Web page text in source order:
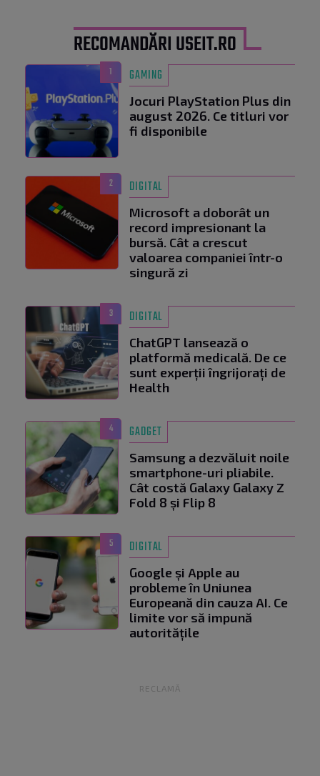
RECOMANDĂRI USEIT.RO
1 GAMING
Jocuri PlayStation Plus din
august 2026. Ce titluri vor
fi disponibile
2 DIGITAL
Microsoft a doborât un
record impresionant la
bursă. Cât a crescut
valoarea companiei într-o
singură zi
3 DIGITAL
ChatGPT lansează o
platformă medicală. De ce
sunt experții îngrijorați de
Health
4 GADGET
Samsung a dezvăluit noile
smartphone-uri pliabile.
Cât costă Galaxy Galaxy Z
Fold 8 și Flip 8
5 DIGITAL
Google și Apple au
probleme în Uniunea
Europeană din cauza AI. Ce
limite vor să impună
autoritățile
RECLAMĂ